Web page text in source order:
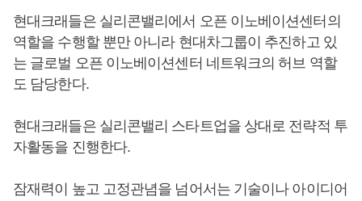
현대크래들은 실리콘밸리에서 오픈 이노베이션센터의
역할을 수행할 뿐만 아니라 현대차그룹이 추진하고 있
는 글로벌 오픈 이노베이션센터 네트워크의 허브 역할
도 담당한다.
현대크래들은 실리콘밸리 스타트업을 상대로 전략적 투
자활동을 진행한다.
잠재력이 높고 고정관념을 넘어서는 기술이나 아이디어